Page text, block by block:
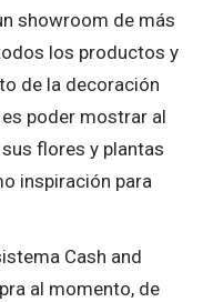
showroom de más
los productos y
de la decoración
poder mostrar al
flores y plantas
inspiración para
Cash and
al momento, de